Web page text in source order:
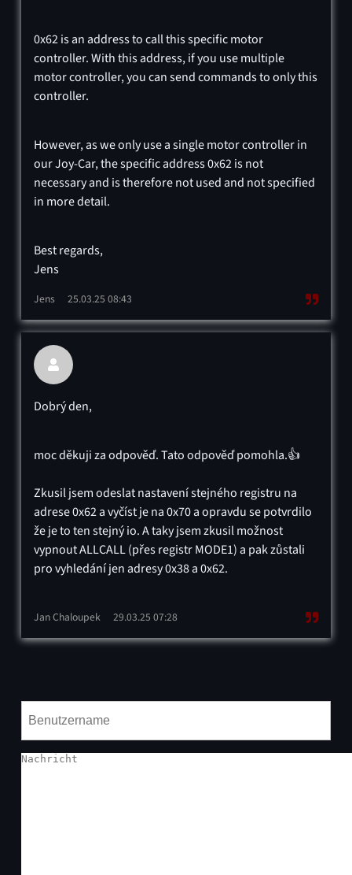
0x62 is an address to call this specific motor
controller. With this address, if you use multiple
motor controller, you can send commands to only this
controller.
However, as we only use a single motor controller in
our Joy-Car, the specific address 0x62 is not
necessary and is therefore not used and not specified
in more detail.
Best regards,
Jens
Jens 25.03.25 08:43

Dobrý den,
moc děkuji za odpověď. Tato odpověď pomohla.👍
Zkusil jsem odeslat nastavení stejného registru na
adrese 0x62 a vyčíst je na 0x70 a opravdu se potvrdilo
že je to ten stejný io. A taky jsem zkusil možnost
vypnout ALLCALL (přes registr MODE1) a pak zůstali
pro vyhledání jen adresy 0x38 a 0x62.
Jan Chaloupek 29.03.25 07:28